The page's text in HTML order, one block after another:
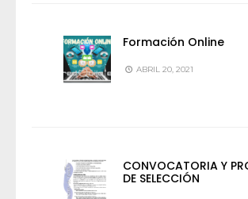
Formación Online
ABRIL 20, 2021
CONVOCATORIA Y
DE SELECCIÓN